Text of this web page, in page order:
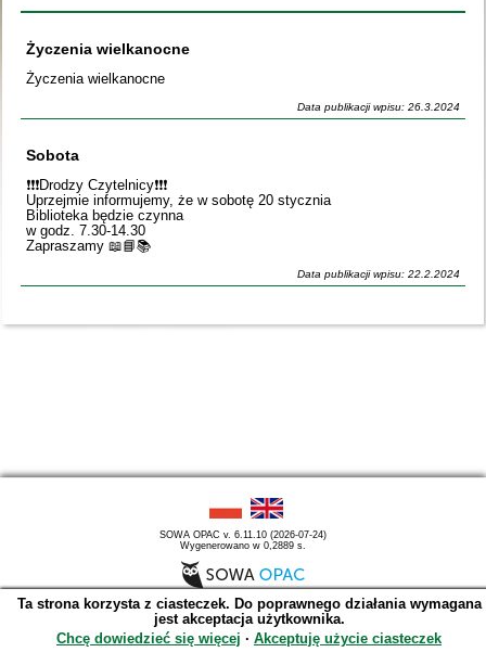
Życzenia wielkanocne
Życzenia wielkanocne
Data publikacji wpisu: 26.3.2024
Sobota
❗️❗️❗️Drodzy Czytelnicy❗️❗️❗️
Uprzejmie informujemy, że w sobotę 20 stycznia
Biblioteka będzie czynna
w godz. 7.30-14.30
Zapraszamy 📖📘📚
Data publikacji wpisu: 22.2.2024
SOWA OPAC v. 6.11.10 (2026-07-24)
Wygenerowano w 0,2889 s.
Ta strona korzysta z ciasteczek. Do poprawnego działania wymagana
jest akceptacja użytkownika.
Chcę dowiedzieć się więcej ∙ Akceptuję użycie ciasteczek